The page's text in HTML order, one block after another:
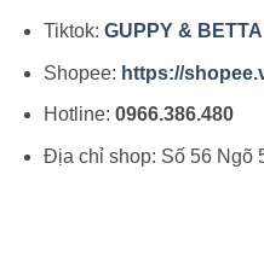
Tiktok: GUPPY &
Shopee: https://
Hotline: 0966.386.480
Địa chỉ shop: Số 56 Ngõ